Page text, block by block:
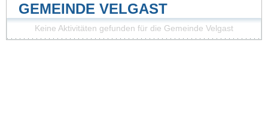
GEMEINDE VELGAST
Keine Aktivitäten gefunden für die Gemeinde Velgast